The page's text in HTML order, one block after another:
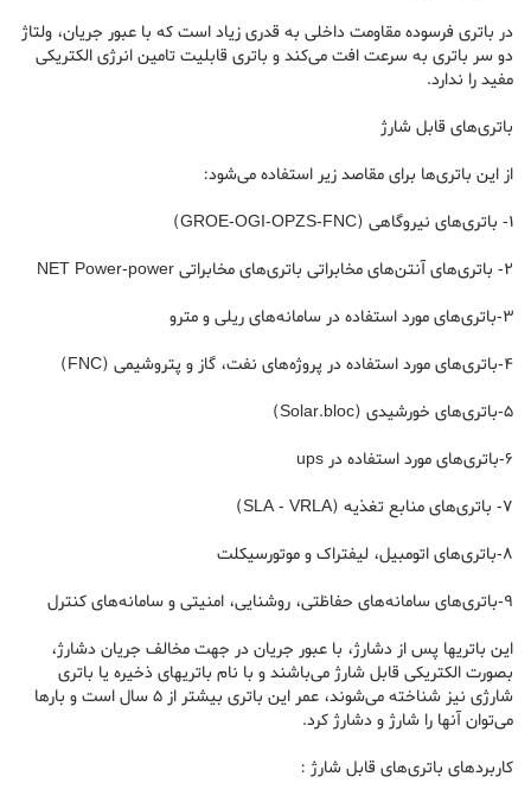
در باتری فرسوده مقاومت داخلی به قدری زیاد است که با عبور جریان، ولتاژ
دو سر باتری به سرعت افت می‌کند و باتری قابلیت تامین انرژی الکتریکی
مفید را ندارد.
باتری‌های قابل شارژ
از این باتری‌ها برای مقاصد زیر استفاده می‌شود:
۱- باتری‌های نیروگاهی (GROE-OGI-OPZS-FNC)
۲- باتری‌های آنتن‌های مخابراتی باتری‌های مخابراتی NET Power-power
۳-باتری‌های مورد استفاده در سامانه‌های ریلی و مترو
۴-باتری‌های مورد استفاده در پروژه‌های نفت، گاز و پتروشیمی (FNC)
۵-باتری‌های خورشیدی (Solar.bloc)
۶-باتری‌های مورد استفاده در ups
۷- باتری‌های منابع تغذیه (SLA - VRLA)
۸-باتری‌های اتومبیل، لیفتراک و موتورسیکلت
۹-باتری‌های سامانه‌های حفاظتی، روشنایی، امنیتی و سامانه‌های کنترل
این باتریها پس از دشارژ، با عبور جریان در جهت مخالف جریان دشارژ،
بصورت الکتریکی قابل شارژ می‌باشند و با نام باتریهای ذخیره یا باتری
شارژی نیز شناخته می‌شوند، عمر این باتری بیشتر از ۵ سال است و بار‌ها
می‌توان آنها را شارژ و دشارژ کرد.
کاربردهای باتری‌های قابل شارژ :